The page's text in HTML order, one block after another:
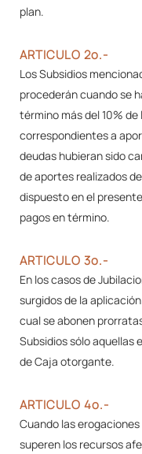
plan.
ARTICULO 2º.-
Los Subsidios
procederán cuando se
término más del 10%
correspondientes a
deudas hubieran sido
de aportes realizados
dispuesto en el
pagos en término.
ARTICULO 3º.-
En los casos de
surgidos de la
cual se abonen
Subsidios sólo aquellas
de Caja otorgante.
ARTICULO 4º.-
Cuando las
superen los recursos